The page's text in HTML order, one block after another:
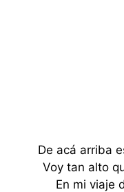
De acá arriba
Voy tan alto
En mi viaje